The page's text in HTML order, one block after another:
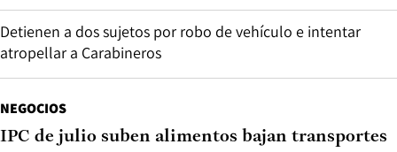
Detienen a dos sujetos por robo de vehículo e intentar
atropellar a Carabineros
NEGOCIOS
IPC de julio suben alimentos bajan transportes